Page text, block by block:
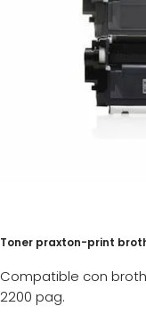
Toner praxton-print
Compatible con
2200 pag.